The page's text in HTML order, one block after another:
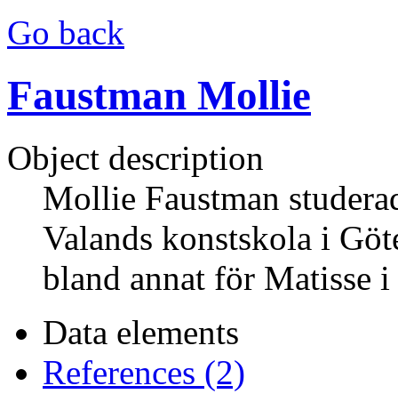
Go back
Faustman Mollie
Object description
Mollie Faustman
Valands konstskola i
bland annat för Matisse
Data elements
References (2)